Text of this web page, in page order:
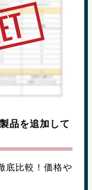
品を追加して
底比較！価格や